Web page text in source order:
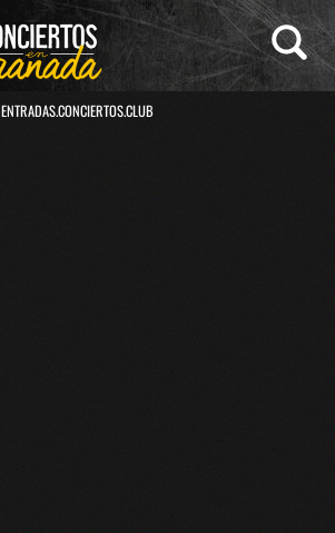
ENTRADAS.CONCIERTOS.CLUB